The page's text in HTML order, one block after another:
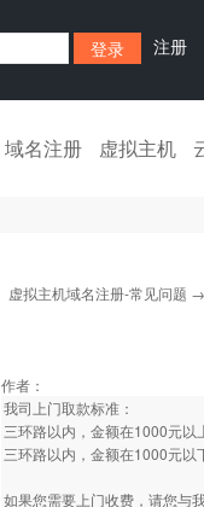
注册
域名注册 虚拟主机
虚拟主机域名注册-常见问题
作者：
我司上门取款标准：
三环路以内，金额在1000元以
三环路以内，金额在1000元以
如果您需要上门收费，请您与